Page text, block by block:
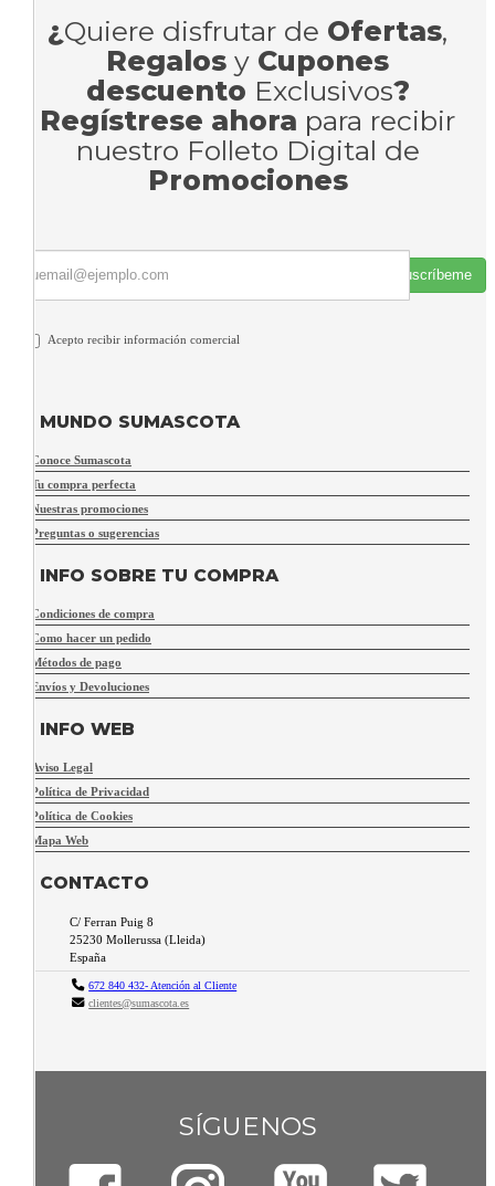
¿Quiere disfrutar de Ofertas,
Regalos y Cupones
descuento Exclusivos?
Regístrese ahora para recibir
nuestro Folleto Digital de
Promociones
Suscríbeme
Acepto recibir información comercial
MUNDO SUMASCOTA
Conoce Sumascota
Tu compra perfecta
Nuestras promociones
Preguntas o sugerencias
INFO SOBRE TU COMPRA
Condiciones de compra
Como hacer un pedido
Métodos de pago
Envíos y Devoluciones
INFO WEB
Aviso Legal
Política de Privacidad
Política de Cookies
Mapa Web
CONTACTO
C/ Ferran Puig 8
25230 Mollerussa (Lleida)
España
672 840 432- Atención al Cliente
clientes@sumascota.es
SÍGUENOS